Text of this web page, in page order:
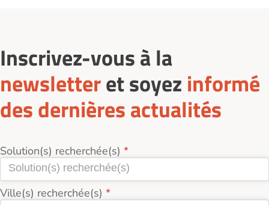
vous, visitez plusieurs résidences et comparez les
prestations, l’environnement et le tarif réel (loyer +
Inscrivez-vous à la
newsletteret soyez informé
des dernières actualités
Solution(s) recherchée(s)
Ville(s) recherchée(s)